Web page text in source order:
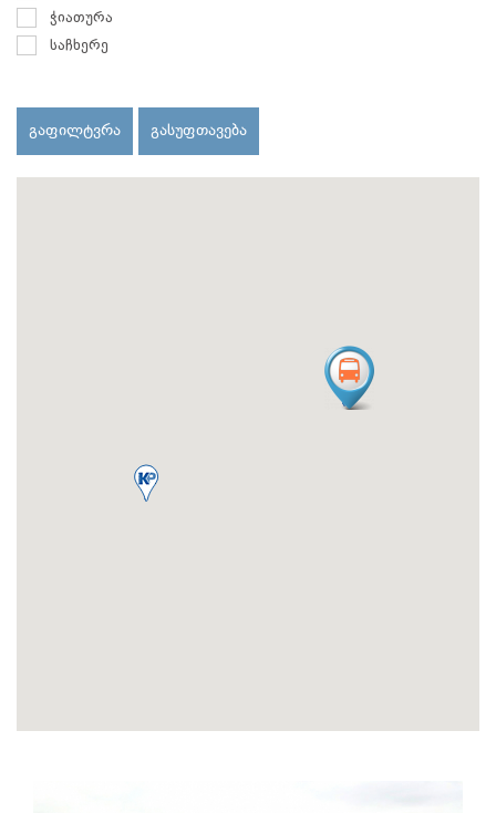
ჭიათურა
საჩხერე
გაფილტვრა გასუფთავება